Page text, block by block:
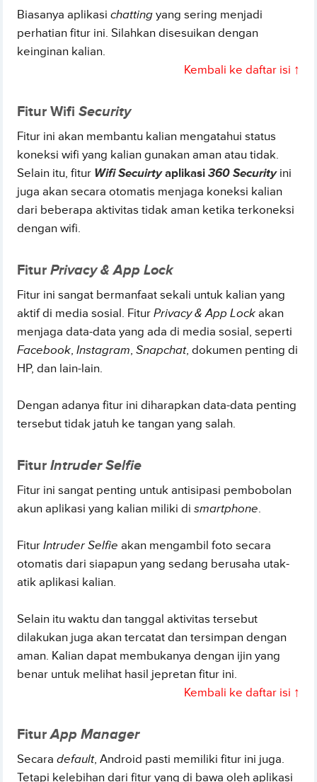
Biasanya aplikasichatting yang sering menjadi
perhatian fitur ini. Silahkan disesuikan dengan
keinginan kalian.
Kembali ke daftar isi ↑
Fitur WifiSecurity
Fitur ini akan membantu kalian mengatahui status
koneksi wifi yang kalian gunakan aman atau tidak.
Selain itu, fitur Wifi Secuirtyaplikasi360 Securityini
juga akan secara otomatis menjaga koneksi kalian
dari beberapa aktivitas tidak aman ketika terkoneksi
dengan wifi.
FiturPrivacy & App Lock
Fitur ini sangat bermanfaat sekali untuk kalian yang
aktif di media sosial. FiturPrivacy & App Lock akan
menjaga data-data yang ada di media sosial, seperti
Facebook,Instagram,Snapchat, dokumen penting di
HP, dan lain-lain.
Dengan adanya fitur ini diharapkan data-data penting
tersebut tidak jatuh ke tangan yang salah.
FiturIntruder Selfie
Fitur ini sangat penting untuk antisipasi pembobolan
akun aplikasi yang kalian miliki dismartphone.
FiturIntruder Selfie akan mengambil foto secara
otomatis dari siapapun yang sedang berusaha utak-
atik aplikasi kalian.
Selain itu waktu dan tanggal aktivitas tersebut
dilakukan juga akan tercatat dan tersimpan dengan
aman. Kalian dapat membukanya dengan ijin yang
benar untuk melihat hasil jepretan fitur ini.
Kembali ke daftar isi ↑
FiturApp Manager
Secaradefault, Android pasti memiliki fitur ini juga.
Tetapi kelebihan dari fitur yang di bawa oleh aplikasi